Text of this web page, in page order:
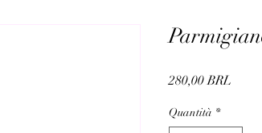
280,00 BRL
Quantità *